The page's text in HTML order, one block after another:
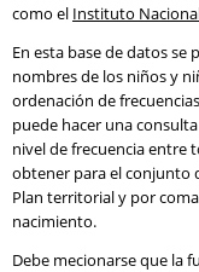
como el Instituto
En esta base de datos
nombres de los niños y
ordenación de
puede hacer una
nivel de frecuencia entre
obtener para el conjunto
Plan territorial y por
nacimiento.
Debe mecionarse que la